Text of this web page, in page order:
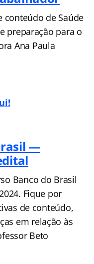
conteúdo de Saúde
preparação para o
Ana Paula
—
Banco do Brasil
Fique por
de conteúdo,
em relação às
Beto